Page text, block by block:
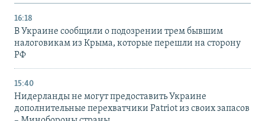
16:18
В Украине сообщили о подозрении трем бывшим
налоговикам из Крыма, которые перешли на сторону
РФ
15:40
Нидерланды не могут предоставить Украине
дополнительные перехватчики Patriot из своих запасов